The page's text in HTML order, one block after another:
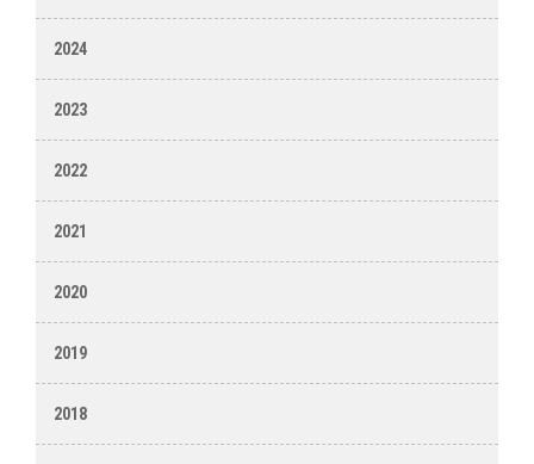
2024
2023
2022
2021
2020
2019
2018